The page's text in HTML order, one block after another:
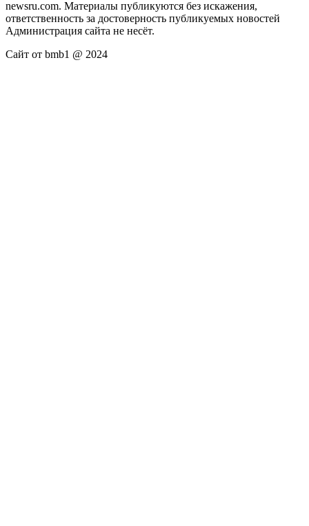
newsru.com. Материалы публикуются без искажения,
ответственность за достоверность публикуемых новостей
Администрация сайта не несёт.
Сайт от bmb1 @ 2024